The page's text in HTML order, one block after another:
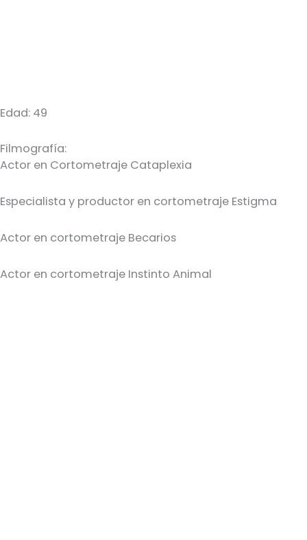
Edad: 49
Filmografía:
Actor en Cortometraje Cataplexia
Especialista y productor en cortometraje Estigma
Actor en cortometraje Becarios
Actor en cortometraje Instinto Animal